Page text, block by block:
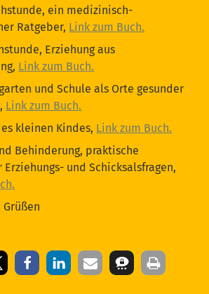
ein medizinisch-
Ratgeber, Link zum Buch.
Erziehung aus
Link zum Buch.
und Schule als Orte gesunder
Link zum Buch.
kleinen Kindes, Link zum Buch.
Behinderung, praktische
Erziehungs- und Schicksalsfragen,